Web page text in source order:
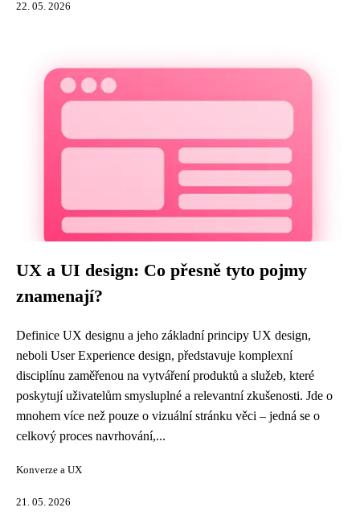
22. 05. 2026
UX a UI design: Co přesně tyto pojmy
znamenají?
Definice UX designu a jeho základní principy UX design,
neboli User Experience design, představuje komplexní
disciplínu zaměřenou na vytváření produktů a služeb, které
poskytují uživatelům smysluplné a relevantní zkušenosti. Jde o
mnohem více než pouze o vizuální stránku věci – jedná se o
celkový proces navrhování,...
Konverze a UX
21. 05. 2026